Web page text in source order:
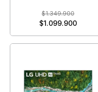
$1.349.900
$1.099.900